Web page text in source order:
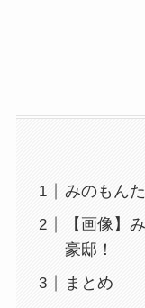
みのもん
【画像】
豪邸！
まとめ